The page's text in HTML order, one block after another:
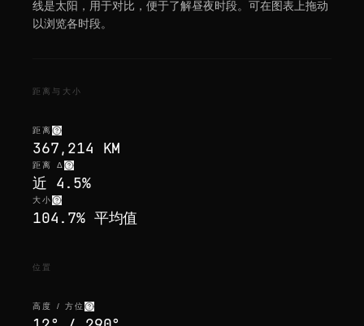
线是太阳，用于对比，便于了解昼夜时段。可在图表上拖动
以浏览各时段。
距离与大小
距离
367,214 KM
距离 Δ
近 4.5%
大小
104.7% 平均值
位置
高度 / 方位